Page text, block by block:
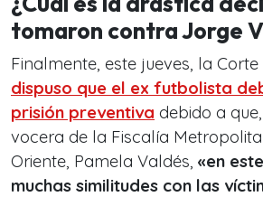
tomaron contra Jorge
Finalmente, este jueves, la
dispuso que el ex futbolista
prisión preventiva debido a
vocera de la Fiscalía
Oriente, Pamela Valdés, «en
muchas similitudes con las